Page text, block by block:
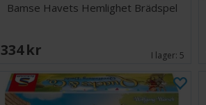
Bamse Havets Hemlighet Brädspel
334 SEK I lager: 5